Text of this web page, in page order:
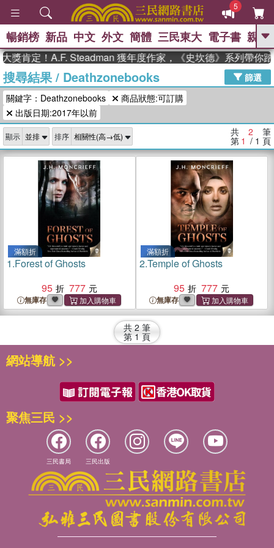
5
GO
熱搜： 東野圭吾 The Odyssey 、
父親節 、 如果歷史是一群喵 、 暑期
推薦 、 國際布克獎 臺灣漫遊錄
孩：黎曼猜想 、 偉大的迷走神經
暢銷榜 新品 中文 外文 簡體 三民東大 電子書 親子
獎肯定！A.F. Steadman 獲年度作家，《史坎德》系列帶你踏
搜尋結果/ Deathzonebooks
篩選
關鍵字：Deathzonebooks
商品狀態:可訂購
出版日期:2017年以前
顯示 排序 共 2 筆
第 1 / 1 頁
滿額折
1.Forest of Ghosts
95
777
無庫存
滿額折
2.Temple of Ghosts
95
777
無庫存
共 2 筆
第 1 頁
網站導航 >>
聚焦三民 >>
三民書局 三民出版